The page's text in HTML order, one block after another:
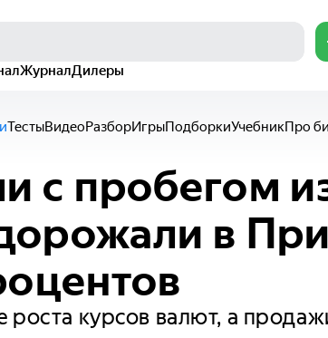
ЖурналДилеры
ТестыВидеоРазборИгрыПодборкиУчебникПро
с пробегом
в
курсов валют, а